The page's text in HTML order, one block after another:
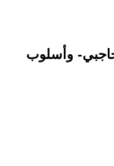
وأسلوب